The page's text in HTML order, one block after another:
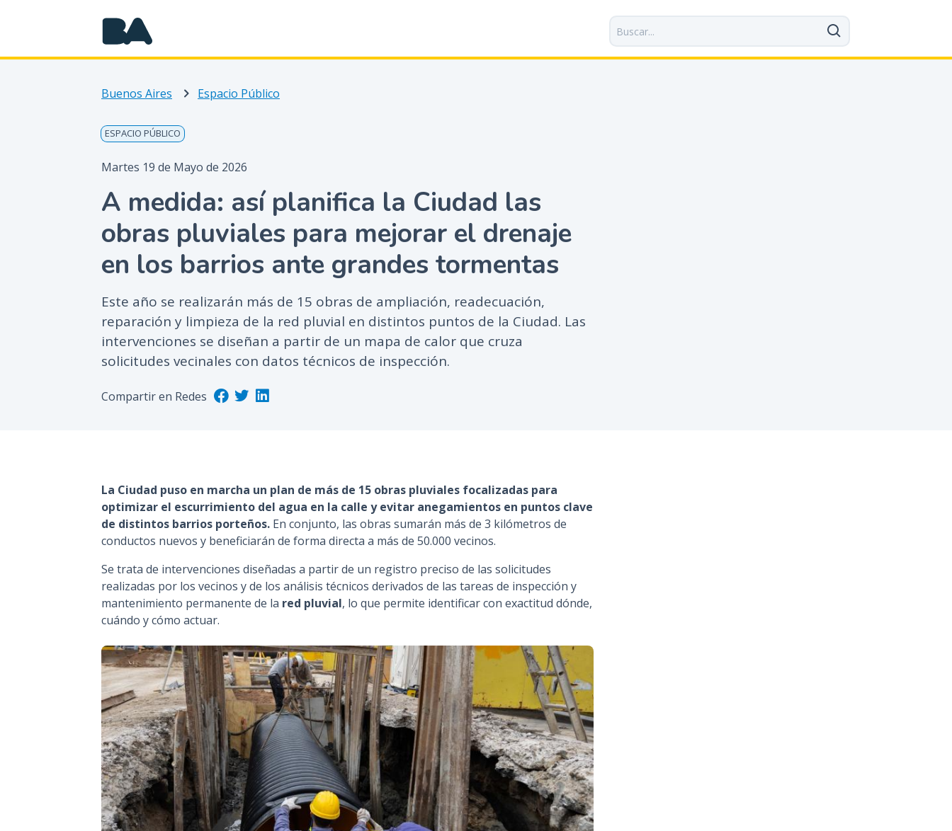
a
e
n
o
r
c
Buenos Aires Espacio Público
ESPACIO PÚBLICO
Martes 19 de Mayo de 2026
A medida: así planifica la Ciudad las
obras pluviales para mejorar el drenaje
en los barrios ante grandes tormentas
Este año se realizarán más de 15 obras de ampliación, readecuación,
reparación y limpieza de la red pluvial en distintos puntos de la Ciudad. Las
intervenciones se diseñan a partir de un mapa de calor que cruza
solicitudes vecinales con datos técnicos de inspección.
Compartir en Redes
La Ciudad puso en marcha un plan de más de 15 obras pluviales focalizadas para
optimizar el escurrimiento del agua en la calle y evitar anegamientos en puntos clave
de distintos barrios porteños. En conjunto, las obras sumarán más de 3 kilómetros de
conductos nuevos y beneficiarán de forma directa a más de 50.000 vecinos.
Se trata de intervenciones diseñadas a partir de un registro preciso de las solicitudes
realizadas por los vecinos y de los análisis técnicos derivados de las tareas de inspección y
mantenimiento permanente de la red pluvial, lo que permite identificar con exactitud dónde,
cuándo y cómo actuar.